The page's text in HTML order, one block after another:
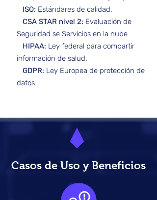
ISO: Estándares de calidad.
CSA STAR nivel 2: Evaluación de
Seguridad se Servicios en la nube
HIPAA: Ley federal para compartir
información de salud.
GDPR: Ley Europea de protección de
datos
Casos de Uso y Beneficios